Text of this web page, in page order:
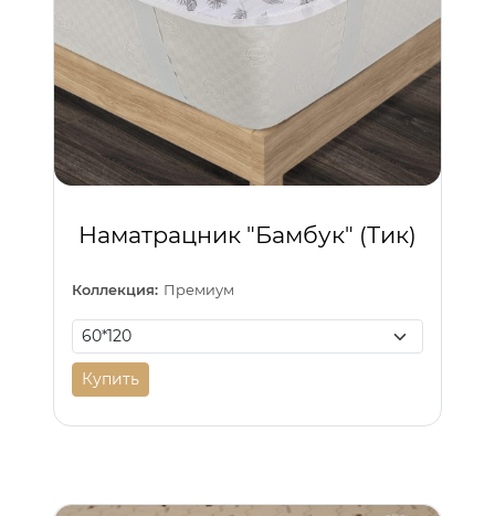
Наматрацник "Бамбук" (Тик)
Коллекция: Премиум
Купить